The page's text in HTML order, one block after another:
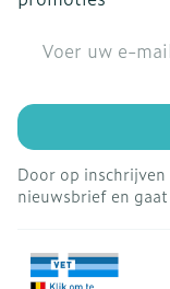
Door op
nieuwsbrief en